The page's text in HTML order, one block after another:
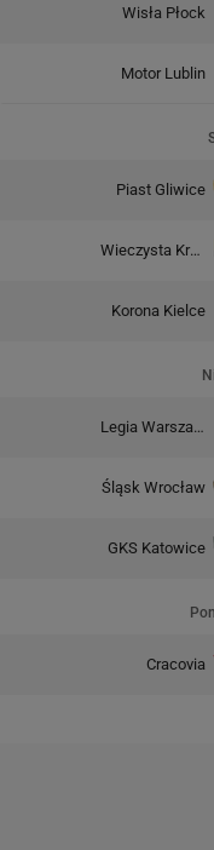
Wisła Płock
Motor Lublin
Piast Gliwice
Wieczysta Kraków
Korona Kielce
Legia Warszawa
Śląsk Wrocław
GKS Katowice
Cracovia